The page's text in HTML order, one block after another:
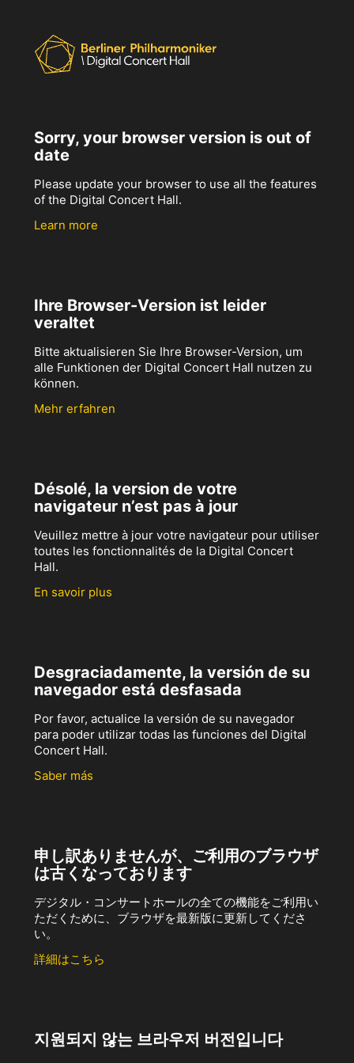
Sorry, your browser version is out of
date
Please update your browser to use all the features
of the Digital Concert Hall.
Learn more
Ihre Browser-Version ist leider
veraltet
Bitte aktualisieren Sie Ihre Browser-Version, um
alle Funktionen der Digital Concert Hall nutzen zu
können.
Mehr erfahren
Désolé, la version de votre
navigateur n’est pas à jour
Veuillez mettre à jour votre navigateur pour utiliser
toutes les fonctionnalités de la Digital Concert
Hall.
En savoir plus
Desgraciadamente, la versión de su
navegador está desfasada
Por favor, actualice la versión de su navegador
para poder utilizar todas las funciones del Digital
Concert Hall.
Saber más
申し訳ありませんが、ご利用のブラウザ
は古くなっております
デジタル・コンサートホールの全ての機能をご利用い
ただくために、ブラウザを最新版に更新してくださ
い。
詳細はこちら
지원되지 않는 브라우저 버전입니다